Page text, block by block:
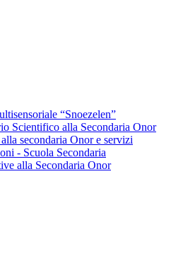
“Snoezelen”
Scientifico alla Secondaria Onor
secondaria Onor e servizi
- Scuola Secondaria
alla Secondaria Onor